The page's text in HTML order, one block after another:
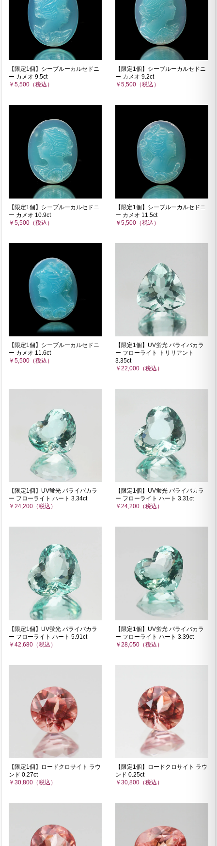
【限定1個】シーブルーカルセドニ
ー カメオ 9.5ct
￥5,500（税込）
【限定1個】シーブルーカルセドニ
ー カメオ 9.2ct
￥5,500（税込）
【限定1個】シーブルーカルセドニ
ー カメオ 10.9ct
￥5,500（税込）
【限定1個】シーブルーカルセドニ
ー カメオ 11.5ct
￥5,500（税込）
【限定1個】シーブルーカルセドニ
ー カメオ 11.6ct
￥5,500（税込）
【限定1個】UV蛍光 パライバカラ
ー フローライト トリリアント
3.35ct
￥22,000（税込）
【限定1個】UV蛍光 パライバカラ
ー フローライト ハート 3.34ct
￥24,200（税込）
【限定1個】UV蛍光 パライバカラ
ー フローライト ハート 3.31ct
￥24,200（税込）
【限定1個】UV蛍光 パライバカラ
ー フローライト ハート 5.91ct
￥42,680（税込）
【限定1個】UV蛍光 パライバカラ
ー フローライト ハート 3.39ct
￥28,050（税込）
【限定1個】ロードクロサイト ラウ
ンド 0.27ct
￥30,800（税込）
【限定1個】ロードクロサイト ラウ
ンド 0.25ct
￥30,800（税込）